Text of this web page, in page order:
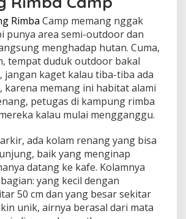
Rimba Camp memang nggak
punya area semi-outdoor dan
menghadap hutan. Cuma,
tempat duduk outdoor bakal
jangan kaget kalau tiba-tiba ada
karena memang ini habitat alami
petugas di kampung rimba
kalau mulai mengganggu.
ada kolam renang yang bisa
baik yang menginap
datang ke kafe. Kolamnya
yang kecil dengan
50 cm dan yang besar sekitar
unik, airnya berasal dari mata